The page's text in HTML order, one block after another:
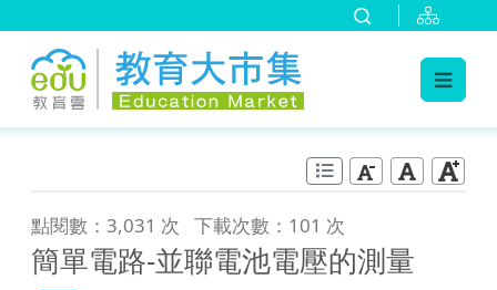
點閱數：3,031 次 下載次數：101 次
簡單電路-並聯電池電壓的測量